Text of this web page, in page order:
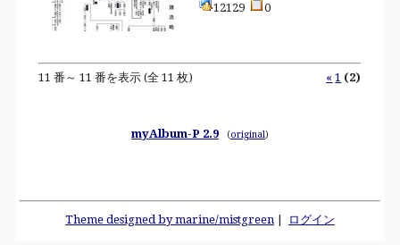
12129
0
11 番～ 11 番を表示 (全 11 枚) « 1 (2)
myAlbum-P 2.9 (original)
Theme designed by marine/mistgreen ログイン